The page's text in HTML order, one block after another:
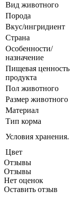
Вид животного
Порода
Вкус/ингридиент
Страна
Особенности/
назначение
Пищевая ценность
продукта
Пол животного
Размер животного
Материал
Тип корма
Условия хранения.
Цвет
Отзывы
Отзывы
Нет оценок
Оставить отзыв